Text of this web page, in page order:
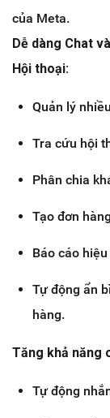
của Meta.
Dễ dàng Chat
Hội thoại:
Quản lý
Tra cứu hội
Phân chia
Tạo đơn
Báo cáo
Tự động ẩn
hàng.
Tăng khả năng
Tự động